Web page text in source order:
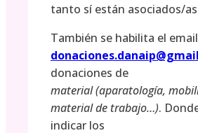
tanto sí están asociados/
También se habilita el
donaciones de
material (aparatología,
material de trabajo…).
indicar los